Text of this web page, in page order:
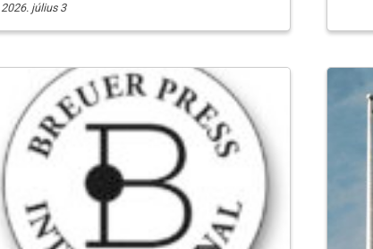
2026. július 3